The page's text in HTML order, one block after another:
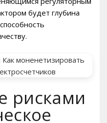
будет глубина
рисками